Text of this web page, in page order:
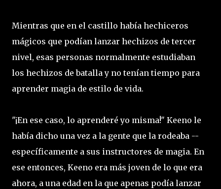
Mientras que en el castillo había hechiceros
mágicos que podían lanzar hechizos de tercer
nivel, esas personas normalmente estudiaban
los hechizos de batalla y no tenían tiempo para
aprender magia de estilo de vida.
"¡En ese caso, lo aprenderé yo misma!" Keeno le
había dicho una vez a la gente que la rodeaba --
específicamente a sus instructores de magia. En
ese entonces, Keeno era más joven de lo que era
ahora, a una edad en la que apenas podía lanzar